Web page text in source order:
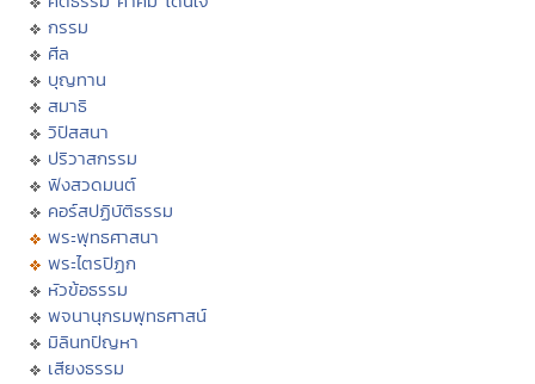
กรรม
ศีล
บุญทาน
สมาธิ
วิปัสสนา
ปริวาสกรรม
ฟังสวดมนต์
คอร์สปฏิบัติธรรม
พระพุทธศาสนา
พระไตรปิฏก
หัวข้อธรรม
พจนานุกรมพุทธศาสน์
มิลินทปัญหา
เสียงธรรม